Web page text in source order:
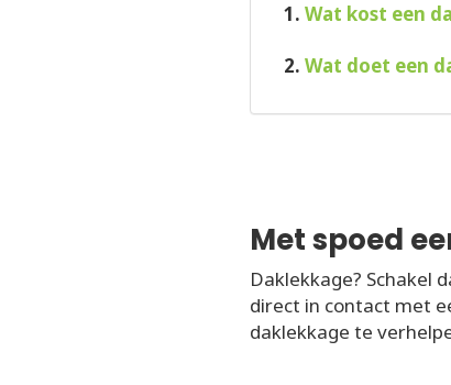
1. Wat kost een
2. Wat doet een
Met spoed
Daklekkage? Schakel
direct in contact met
daklekkage te